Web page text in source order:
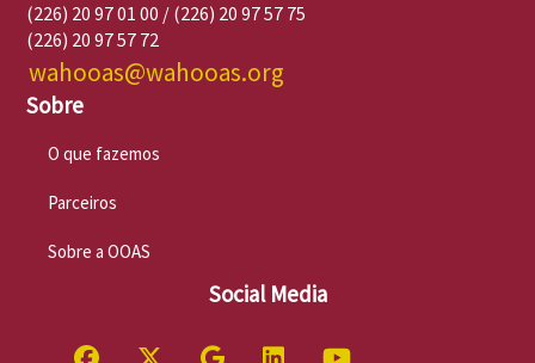
(226) 20 97 01 00 / (226) 20 97 57 75
(226) 20 97 57 72
wahooas@wahooas.org
Sobre
O que fazemos
Parceiros
Sobre a OOAS
Social Media